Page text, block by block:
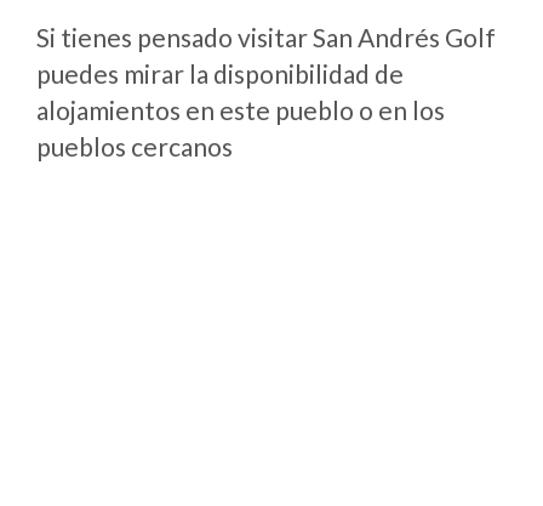
Si tienes pensado visitar San Andrés Golf
puedes mirar la disponibilidad de
alojamientos en este pueblo o en los
pueblos cercanos